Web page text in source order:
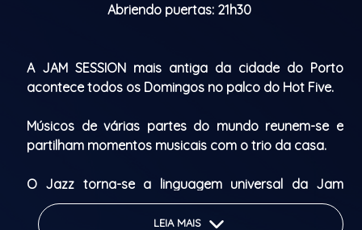
Abriendo puertas: 21h30
A JAM SESSION mais antiga da cidade do Porto
acontece todos os Domingos no palco do Hot Five.
Músicos de várias partes do mundo reunem-se e
partilham momentos musicais com o trio da casa.
O Jazz torna-se a linguagem universal da Jam
Session!
LEIA MAIS